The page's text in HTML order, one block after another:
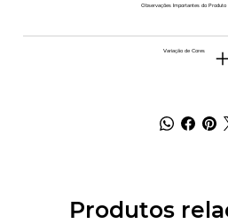
Observações Importantes do Produto
Variação de Cores
Produtos